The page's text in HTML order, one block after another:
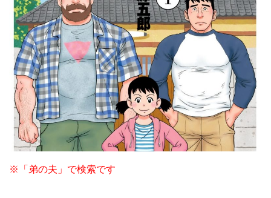
※「弟の夫」で検索です